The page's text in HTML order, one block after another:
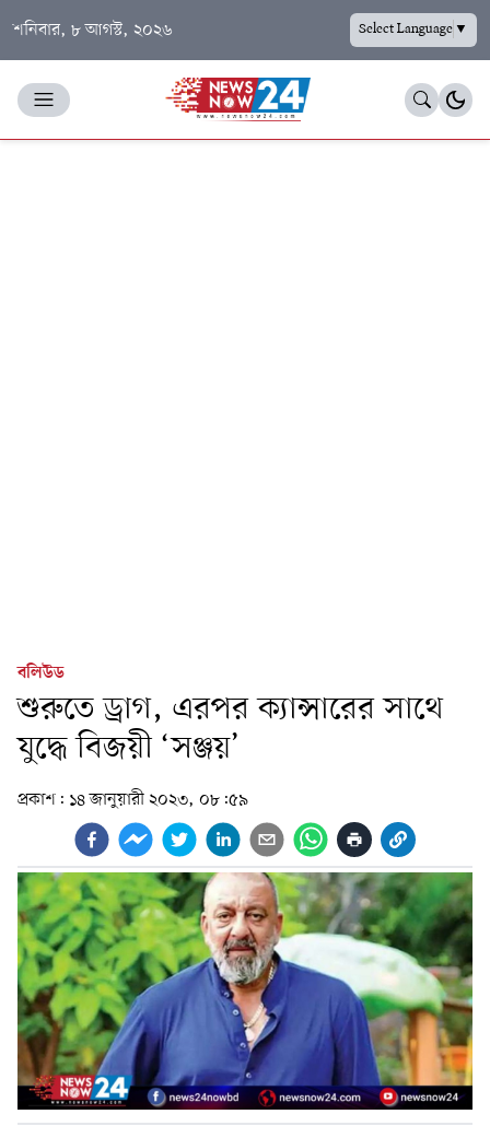
শনিবার, ৮ আগস্ট, ২০২৬ Select Language▼
বলিউড
শুরুতে ড্রাগ, এরপর ক্যান্সারের সাথে
যুদ্ধে বিজয়ী ‘সঞ্জয়’
প্রকাশ: ১৪ জানুয়ারী ২০২৩, ০৮:৫৯